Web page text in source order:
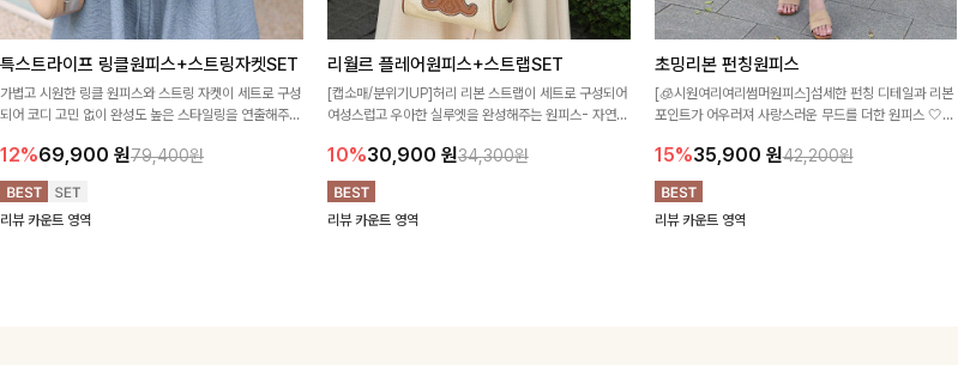
특스트라이프 링클원피스+스트링자켓SET
가볍고 시원한 링클 원피스와 스트링 자켓이 세트로 구성
되어 코디 고민 없이 완성도 높은 스타일링을 연출해주는
링 디테일로 다양한 핏을 연출할 수 있어 데일리부터 여
행룩까지 멋스럽게 즐기기 좋아요 ✨
12%69,900 원79,400원
리뷰 카운트 영역
리월르 플레어원피스+스트랩SET
[캡소매/분위기UP]허리 리본 스트랩이 세트로 구성되어
여성스럽고 우아한 실루엣을 완성해주는 원피스- 자연스
면서도 여리한 무드로 입어져✨
10%30,900 원34,300원
리뷰 카운트 영역
초밍리본 펀칭원피스
[🧊시원여리여리썸머원피스]섬세한 펀칭 디테일과 리본
포인트가 어우러져 사랑스러운 무드를 더한 원피스 🤍
출돼요 ✨
15%35,900 원42,200원
리뷰 카운트 영역